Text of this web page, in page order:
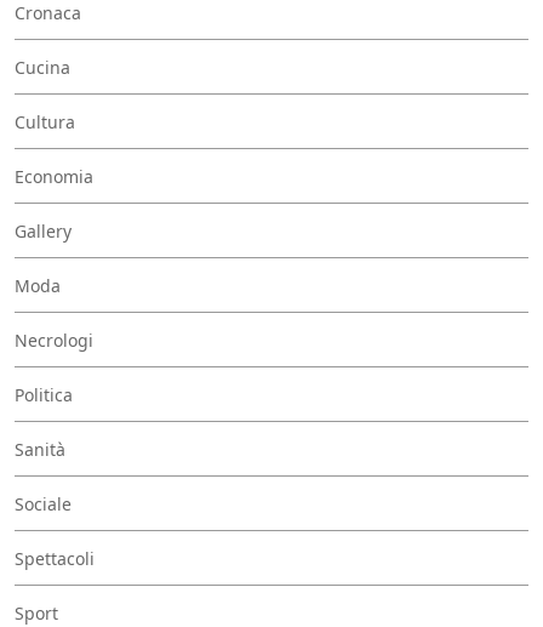
Cronaca
Cucina
Cultura
Economia
Gallery
Moda
Necrologi
Politica
Sanità
Sociale
Spettacoli
Sport